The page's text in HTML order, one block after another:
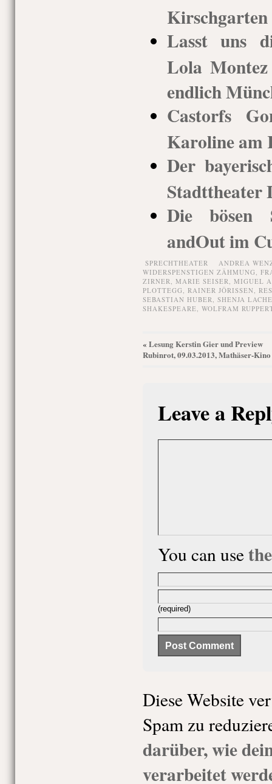
Kirschgarten
Lasst uns
Lola
endlich
Castorfs
Karoline am
Der
Stadttheater
Die bösen
andOut im
SPRECHTHEATER
ANDREA
WIDERSPENSTIGEN ZÄHMUNG,
ZIRNER, MARIE SEISER, MIGUEL
PLOTTEGG, RAINER JÖRISSEN,
SEBASTIAN HUBER, SHENJA
SHAKESPEARE, WOLFRAM
« Lesung Kerstin Gier und Preview
Rubinrot, 09.03.2013, Mathäser-Kino
Leave a
You can use
(required)
Diese Website
Spam zu
darüber, wie
verarbeitet